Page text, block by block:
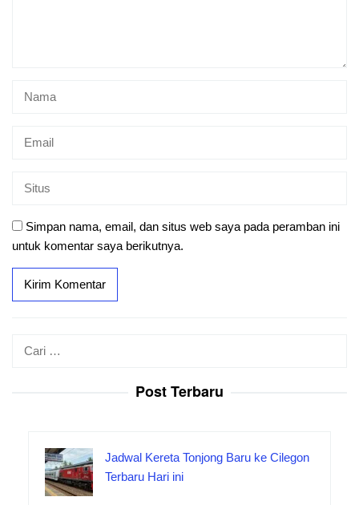
Simpan nama, email, dan situs web saya pada peramban ini
untuk komentar saya berikutnya.
Post Terbaru
Jadwal Kereta Tonjong Baru ke Cilegon
Terbaru Hari ini